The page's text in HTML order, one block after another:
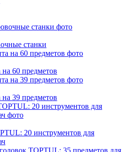
станки
60 предметов
39 предметов
20 инструментов для